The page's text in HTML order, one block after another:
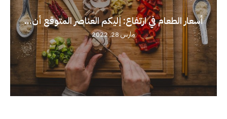
أسعار الطعام في ارتفاع: إليكم العناصر المتوقع أن...
مارس 28, 2022